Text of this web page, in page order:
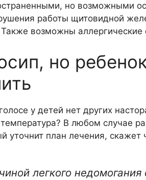
но возможными
работы щитовидной
возможны аллергические
но
у детей нет других
В любом случае
уточнит план лечения, скажет
легкого